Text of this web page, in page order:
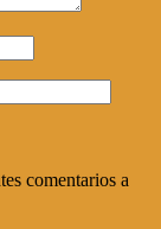
comentarios a